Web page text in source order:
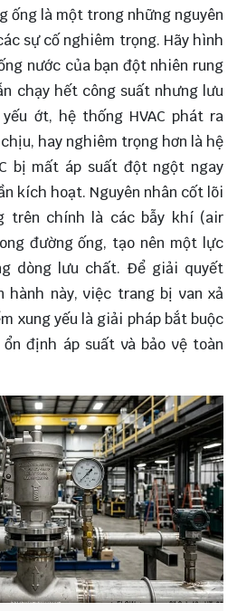
ống là một trong những nguyên
sự cố nghiêm trọng. Hãy hình
nước của bạn đột nhiên rung
chạy hết công suất nhưng lưu
ớt, hệ thống HVAC phát ra
hay nghiêm trọng hơn là hệ
bị mất áp suất đột ngột ngay
kích hoạt. Nguyên nhân cốt lõi
trên chính là các bẫy khí (air
đường ống, tạo nên một lực
dòng lưu chất. Để giải quyết
này, việc trang bị van xả
xung yếu là giải pháp bắt buộc
định áp suất và bảo vệ toàn